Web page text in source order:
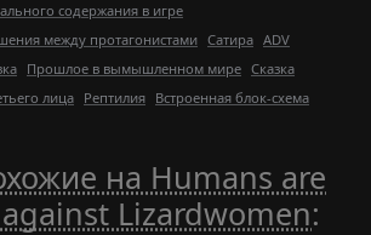
содержания в игре
между протагонистами Сатира ADV
Прошлое в вымышленном мире Сказка
лица Рептилия Встроенная блок-схема
на Humans are
Lizardwomen: